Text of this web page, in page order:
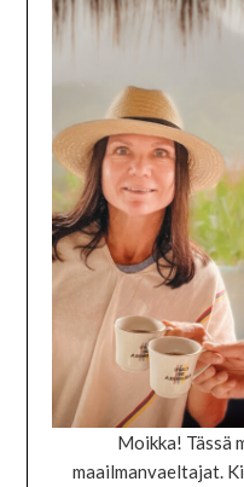
Moikka! Tässä
maailmanvaeltajat.